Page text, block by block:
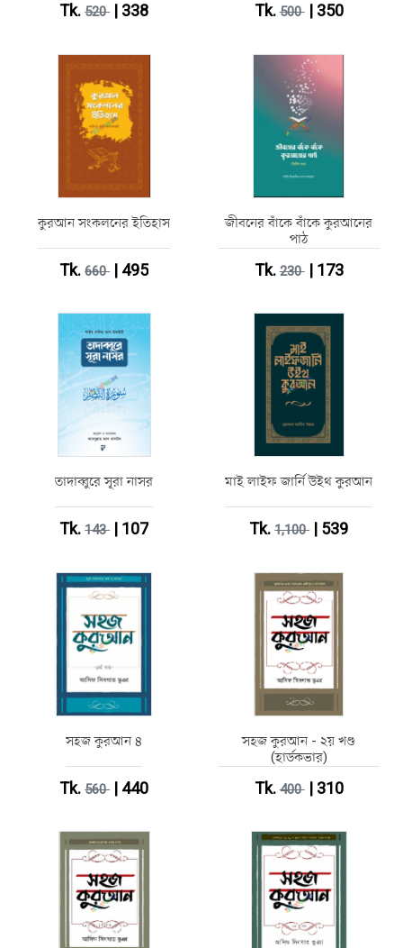
Tk.520| 338 Tk.500| 350
কুরআন সংকলনের ইতিহাস
Tk.660| 495
জীবনের বাঁকে বাঁকে কুরআনের
পাঠ
Tk.230| 173
তাদাব্বুরে সূরা নাসর
Tk.143| 107
মাই লাইফ জার্নি উইথ কুরআন
Tk.1,100| 539
সহজ কুরআন ৪
Tk.560| 440
সহজ কুরআন - ২য় খণ্ড
(হার্ডকভার)
Tk.400| 310